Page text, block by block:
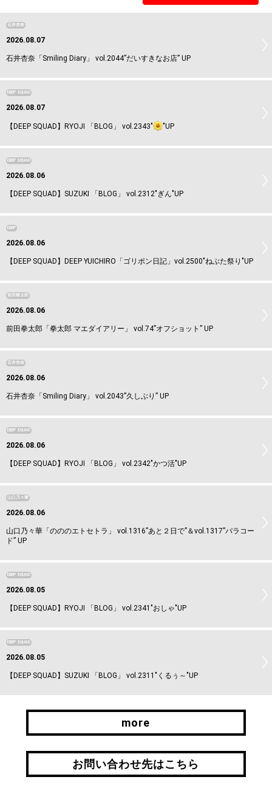
石井杏奈
2026.08.07
石井杏奈「Smiling Diary」 vol.2044”だいすきなお店” UP
DEEP SQUAD
2026.08.07
【DEEP SQUAD】RYOJI 「BLOG」 vol.2343" "UP
DEEP SQUAD
2026.08.06
【DEEP SQUAD】SUZUKI 「BLOG」 vol.2312"ぎん"UP
DEEP
2026.08.06
【DEEP SQUAD】DEEP YUICHIRO「ゴリポン日記」vol.2500"ねぶた祭り"UP
前田拳太郎
2026.08.06
前田拳太郎「拳太郎 マエダイアリー」 vol.74”オフショット” UP
石井杏奈
2026.08.06
石井杏奈「Smiling Diary」 vol.2043”久しぶり” UP
DEEP SQUAD
2026.08.06
【DEEP SQUAD】RYOJI 「BLOG」 vol.2342"かつ活"UP
山口乃々華
2026.08.06
山口乃々華「のののエトセトラ」 vol.1316”あと２日で”＆vol.1317”パラコー
ド” UP
DEEP SQUAD
2026.08.05
【DEEP SQUAD】RYOJI 「BLOG」 vol.2341"おしゃ"UP
DEEP SQUAD
2026.08.05
【DEEP SQUAD】SUZUKI 「BLOG」 vol.2311"くるぅ～"UP
more
more
お問い合わせ先はこちら
お問い合わせ先はこちら
引継ぎはこちら